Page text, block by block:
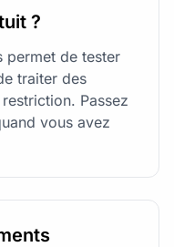
?
permet de tester
traiter des
Passez
vous avez